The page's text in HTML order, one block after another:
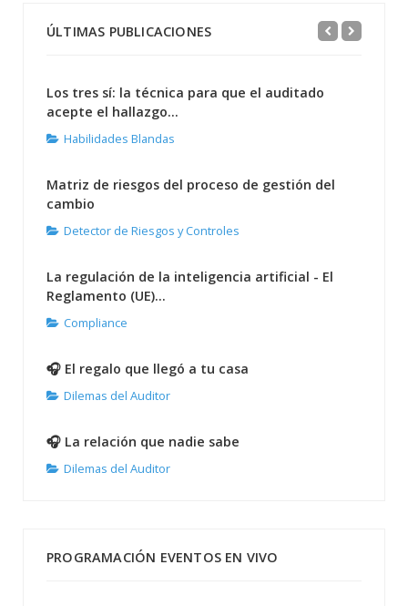
ÚLTIMAS PUBLICACIONES
Los tres sí: la técnica para que el auditado
acepte el hallazgo...
Habilidades Blandas
Matriz de riesgos del proceso de gestión del
cambio
Detector de Riesgos y Controles
La regulación de la inteligencia artificial - El
Reglamento (UE)...
Compliance
🎧 El regalo que llegó a tu casa
Dilemas del Auditor
🎧 La relación que nadie sabe
Dilemas del Auditor
PROGRAMACIÓN EVENTOS EN VIVO